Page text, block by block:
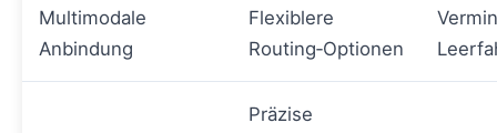
Multimodale
Anbindung
Flexiblere
Routing‑Optionen
Präzise